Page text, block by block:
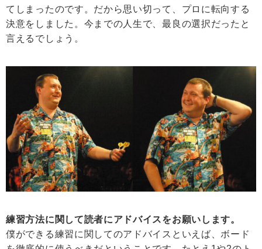
てしまったのです。だから思い切って、プロに転向する
決意をしました。今までの人生で、最良の選択だったと
言えるでしょう。
練習方法に関して読者にアドバイスをお願いします。
僕ができる練習に関してのアドバイスといえば、ボード